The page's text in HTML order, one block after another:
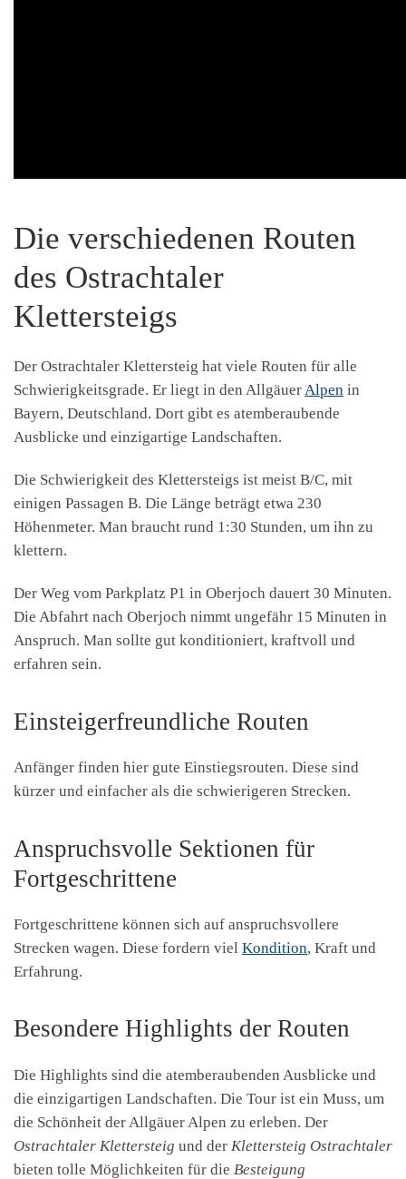
Die verschiedenen Routen
des Ostrachtaler
Klettersteigs
Der Ostrachtaler Klettersteig hat viele Routen für alle
Schwierigkeitsgrade. Er liegt in den Allgäuer Alpen in
Bayern, Deutschland. Dort gibt es atemberaubende
Ausblicke und einzigartige Landschaften.
Die Schwierigkeit des Klettersteigs ist meist B/C, mit
einigen Passagen B. Die Länge beträgt etwa 230
Höhenmeter. Man braucht rund 1:30 Stunden, um ihn zu
klettern.
Der Weg vom Parkplatz P1 in Oberjoch dauert 30 Minuten.
Die Abfahrt nach Oberjoch nimmt ungefähr 15 Minuten in
Anspruch. Man sollte gut konditioniert, kraftvoll und
erfahren sein.
Einsteigerfreundliche Routen
Anfänger finden hier gute Einstiegsrouten. Diese sind
kürzer und einfacher als die schwierigeren Strecken.
Anspruchsvolle Sektionen für
Fortgeschrittene
Fortgeschrittene können sich auf anspruchsvollere
Strecken wagen. Diese fordern viel Kondition, Kraft und
Erfahrung.
Besondere Highlights der Routen
Die Highlights sind die atemberaubenden Ausblicke und
die einzigartigen Landschaften. Die Tour ist ein Muss, um
die Schönheit der Allgäuer Alpen zu erleben. Der
Ostrachtaler Klettersteig und der Klettersteig Ostrachtaler
bieten tolle Möglichkeiten für die Besteigung